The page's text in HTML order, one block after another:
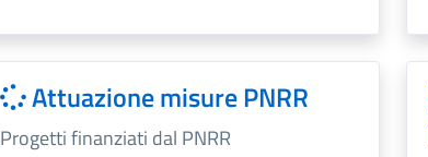
Attuazione misure PNRR
Progetti finanziati dal PNRR